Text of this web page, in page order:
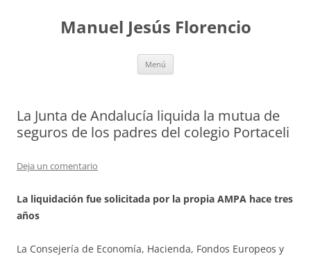
contenidoManuel Jesús Florencio
Menú
La Junta de Andalucía liquida la mutua de
seguros de los padres del colegio Portaceli
Deja un comentario
La liquidación fue solicitada por la propia AMPA hace tres
años
La Consejería de Economía, Hacienda, Fondos Europeos y